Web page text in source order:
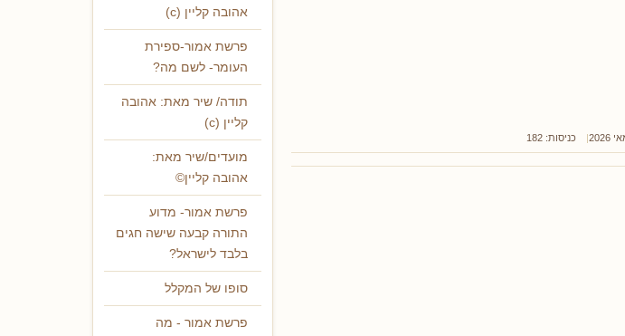
כניסות: 182
אהובה קליין (c)
פרשת אמור-ספירת
העומר- לשם מה?
תודה/ שיר מאת: אהובה
קליין (c)
מועדים/שיר מאת:
אהובה קליין©
פרשת אמור- מדוע
התורה קבעה שישה חגים
בלבד לישראל?
סופו של המקלל
פרשת אמור - מה